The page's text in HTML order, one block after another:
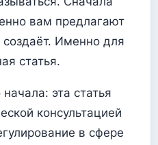
вам предлагают
создаёт. Именно для
статья.
эта статья
консультацией
в сфере